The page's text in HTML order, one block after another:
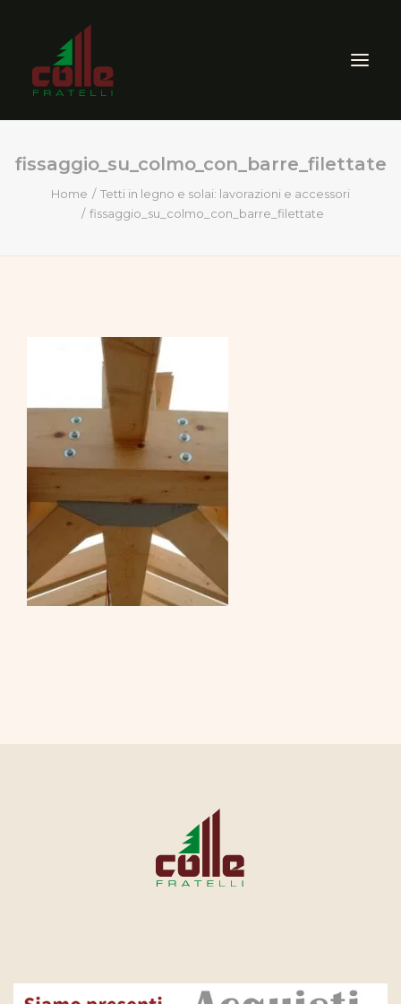
AZIENDA
ARREDO ESTERNO
CERTIFICAZIONI
CONTATTI
fissaggio_su_colmo_con_barre_filettate
Home
Tetti in legno e solai: lavorazioni e accessori
fissaggio_su_colmo_con_barre_filettate